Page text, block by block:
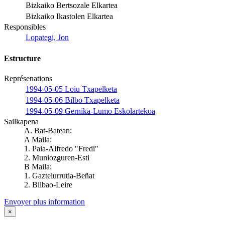
Bizkaiko Bertsozale Elkartea
Bizkaiko Ikastolen Elkartea
Responsibles
Lopategi, Jon
Estructure
Représenations
1994-05-05 Loiu Txapelketa
1994-05-06 Bilbo Txapelketa
1994-05-09 Gernika-Lumo Eskolartekoa
Sailkapena
A. Bat-Batean:
A Maila:
1. Paia-Alfredo "Fredi"
2. Muniozguren-Esti
B Maila:
1. Gaztelurrutia-Beñat
2. Bilbao-Leire
Envoyer plus information
×